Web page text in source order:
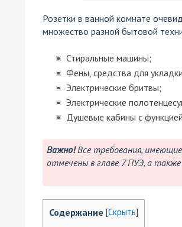
Розетки в ванной комнате
множество разной бытовой
Стиральные машины;
Фены, средства для
Электрические бритвы;
Электрические
Душевые кабины с
Важно!Все требования,
отмечены в главе 7 ПУЭ, а
Содержание [Скрыть]